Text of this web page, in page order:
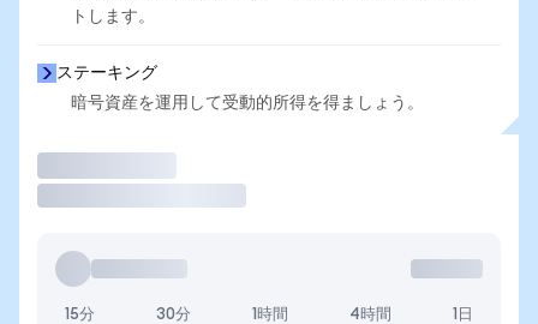
トします。
ステーキング
暗号資産を運用して受動的所得を得ましょう。
15分 30分 1時間 4時間 1日